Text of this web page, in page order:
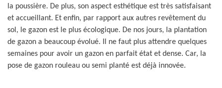
la poussière. De plus, son aspect esthétique est très satisfaisant
et accueillant. Et enfin, par rapport aux autres revêtement du
sol, le gazon est le plus écologique. De nos jours, la plantation
de gazon a beaucoup évolué. Il ne faut plus attendre quelques
semaines pour avoir un gazon en parfait état et dense. Car, la
pose de gazon rouleau ou semi planté est déjà innovée.